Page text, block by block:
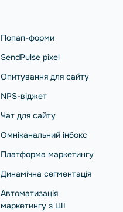
Попап-форми
SendPulse pixel
Опитування для сайту
NPS-віджет
Чат для сайту
Омніканальний інбокс
Платформа маркетингу
Динамічна сегментація
Автоматизація
маркетингу з ШІ